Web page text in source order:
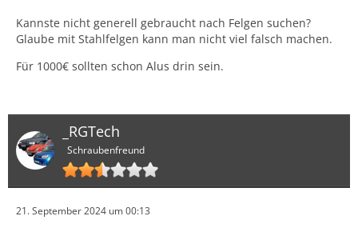
Kannste nicht generell gebraucht nach Felgen suchen?
Glaube mit Stahlfelgen kann man nicht viel falsch machen.
Für 1000€ sollten schon Alus drin sein.
_RGTech
Schraubenfreund
21. September 2024 um 00:13